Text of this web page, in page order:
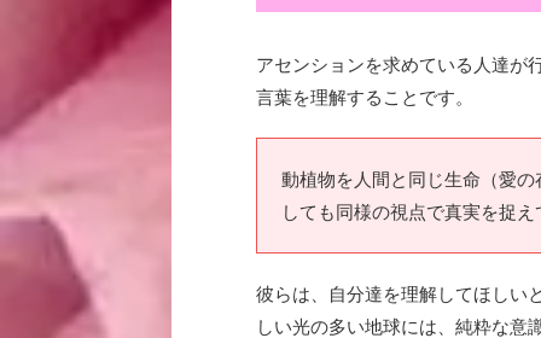
アセンションを求めている人達が
言葉を理解することです。
動植物を人間と同じ生命（愛
しても同様の視点で真実を捉
彼らは、自分達を理解してほしい
しい光の多い地球には、純粋な意